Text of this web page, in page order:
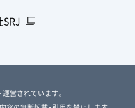
営されています。